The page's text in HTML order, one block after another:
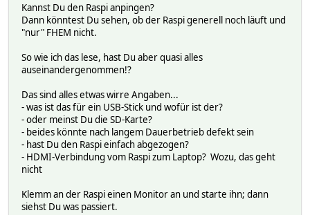
Kannst Du den Raspi anpingen?
Dann könntest Du sehen, ob der Raspi generell noch läuft und
"nur" FHEM nicht.
So wie ich das lese, hast Du aber quasi alles
auseinandergenommen!?
Das sind alles etwas wirre Angaben...
- was ist das für ein USB-Stick und wofür ist der?
- oder meinst Du die SD-Karte?
- beides könnte nach langem Dauerbetrieb defekt sein
- hast Du den Raspi einfach abgezogen?
- HDMI-Verbindung vom Raspi zum Laptop? Wozu, das geht
nicht
Klemm an der Raspi einen Monitor an und starte ihn; dann
siehst Du was passiert.